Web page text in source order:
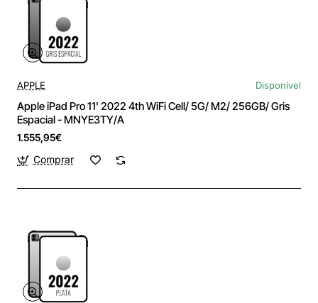
APPLE Disponível
Apple iPad Pro 11' 2022 4th WiFi Cell/ 5G/ M2/ 256GB/ Gris
Espacial - MNYE3TY/A
1.555,95€
Comprar